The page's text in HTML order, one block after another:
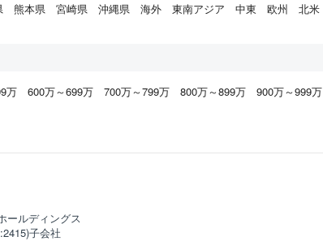
熊本県 宮崎県 沖縄県 海外 東南アジア 中東 欧州 北米
万 600万～699万 700万～799万 800万～899万 900万～999万
ールディングス
子会社